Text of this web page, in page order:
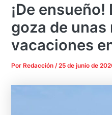
¡De
goza de unas
vacaciones
Por Redacción/25 de junio de